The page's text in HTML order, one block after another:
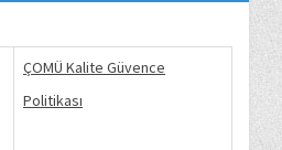
ÇOMÜ Kalite Güvence
Politikası